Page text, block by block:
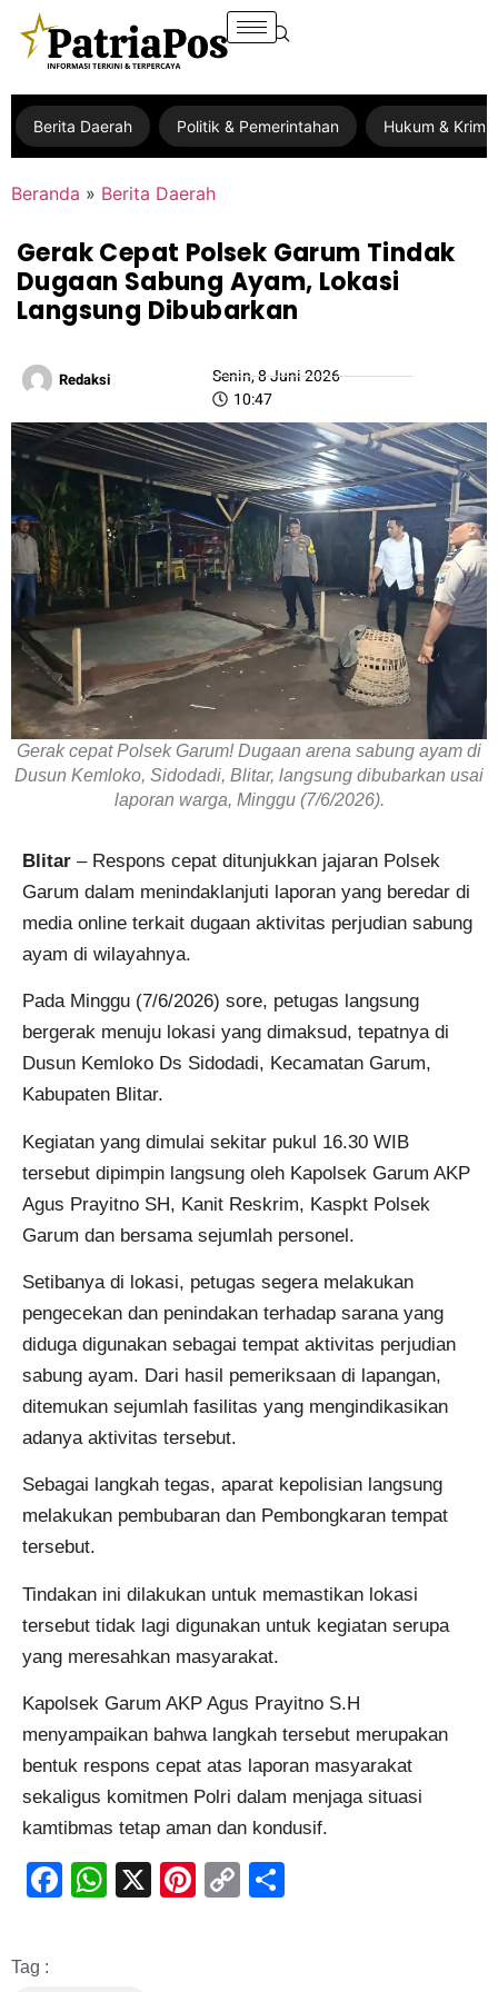
Berita Daerah Politik & Pemerintahan Hukum &
Beranda » Berita Daerah
Gerak Cepat Polsek Garum Tindak
Dugaan Sabung Ayam, Lokasi
Langsung Dibubarkan
Redaksi
Senin, 8 Juni 2026
10:47
Gerak cepat Polsek Garum! Dugaan arena sabung ayam di
Dusun Kemloko, Sidodadi, Blitar, langsung dibubarkan usai
laporan warga, Minggu (7/6/2026).
Blitar – Respons cepat ditunjukkan jajaran Polsek
Garum dalam menindaklanjuti laporan yang beredar di
media online terkait dugaan aktivitas perjudian sabung
ayam di wilayahnya.
Pada Minggu (7/6/2026) sore, petugas langsung
bergerak menuju lokasi yang dimaksud, tepatnya di
Dusun Kemloko Ds Sidodadi, Kecamatan Garum,
Kabupaten Blitar.
Kegiatan yang dimulai sekitar pukul 16.30 WIB
tersebut dipimpin langsung oleh Kapolsek Garum AKP
Agus Prayitno SH, Kanit Reskrim, Kaspkt Polsek
Garum dan bersama sejumlah personel.
Setibanya di lokasi, petugas segera melakukan
pengecekan dan penindakan terhadap sarana yang
diduga digunakan sebagai tempat aktivitas perjudian
sabung ayam. Dari hasil pemeriksaan di lapangan,
ditemukan sejumlah fasilitas yang mengindikasikan
adanya aktivitas tersebut.
Sebagai langkah tegas, aparat kepolisian langsung
melakukan pembubaran dan Pembongkaran tempat
tersebut.
Tindakan ini dilakukan untuk memastikan lokasi
tersebut tidak lagi digunakan untuk kegiatan serupa
yang meresahkan masyarakat.
Kapolsek Garum AKP Agus Prayitno S.H
menyampaikan bahwa langkah tersebut merupakan
bentuk respons cepat atas laporan masyarakat
sekaligus komitmen Polri dalam menjaga situasi
kamtibmas tetap aman dan kondusif.
Facebook
WhatsApp
X Pinterest
Copy
Tag :